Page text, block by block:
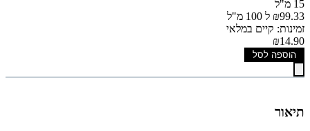
15 מ"ל
₪99.33 ל 100 מ"ל
זמינות: קיים במלאי
₪14.90
הוספה לסל
תיאור